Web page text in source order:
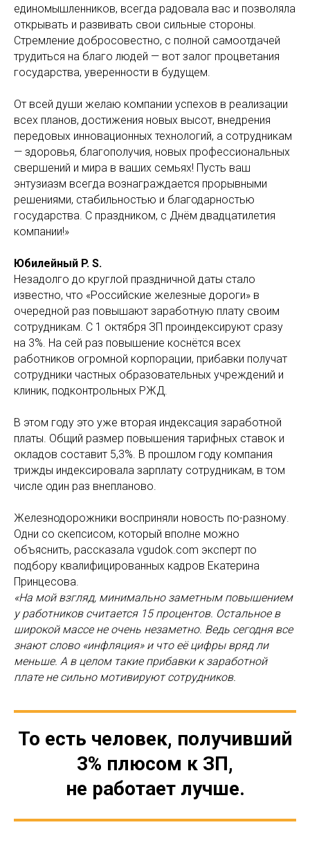
единомышленников, всегда радовала вас и позволяла
открывать и развивать свои сильные стороны.
Стремление добросовестно, с полной самоотдачей
трудиться на благо людей — вот залог процветания
государства, уверенности в будущем.
От всей души желаю компании успехов в реализации
всех планов, достижения новых высот, внедрения
передовых инновационных технологий, а сотрудникам
— здоровья, благополучия, новых профессиональных
свершений и мира в ваших семьях! Пусть ваш
энтузиазм всегда вознаграждается прорывными
решениями, стабильностью и благодарностью
государства. С праздником, с Днём двадцатилетия
компании!»
Юбилейный P. S.
Незадолго до круглой праздничной даты стало
известно, что «Российские железные дороги» в
очередной раз повышают заработную плату своим
сотрудникам. С 1 октября ЗП проиндексируют сразу
на 3%. На сей раз повышение коснётся всех
работников огромной корпорации, прибавки получат
сотрудники частных образовательных учреждений и
клиник, подконтрольных РЖД.
В этом году это уже вторая индексация заработной
платы. Общий размер повышения тарифных ставок и
окладов составит 5,3%. В прошлом году компания
трижды индексировала зарплату сотрудникам, в том
числе один раз внепланово.
Железнодорожники восприняли новость по-разному.
Одни со скепсисом, который вполне можно
объяснить, рассказала vgudok.com эксперт по
подбору квалифицированных кадров Екатерина
Принцесова.
«На мой взгляд, минимально заметным повышением
у работников считается 15 процентов. Остальное в
широкой массе не очень незаметно. Ведь сегодня все
знают слово «инфляция» и что её цифры вряд ли
меньше. А в целом такие прибавки к заработной
плате не сильно мотивируют сотрудников.
То есть человек, получивший
3% плюсом к ЗП,
не работает лучше.